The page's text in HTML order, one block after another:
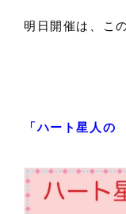
明日開催は、こ
「ハート星人の